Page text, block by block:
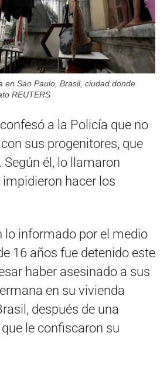
en Sao Paulo, Brasil, ciudad donde
REUTERS
a la Policía que no
sus progenitores, que
él, lo llamaron
hacer los
lo informado por el medio
16 años fue detenido este
haber asesinado a sus
en su vivienda
después de una
le confiscaron su